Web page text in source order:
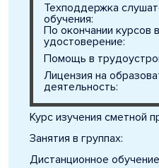
Курс изучения сметной
Занятия в группах:
Дистанционное
Техподдержка
обучения:
По окончании курсов
удостоверение:
Помощь в
Лицензия на
деятельность: